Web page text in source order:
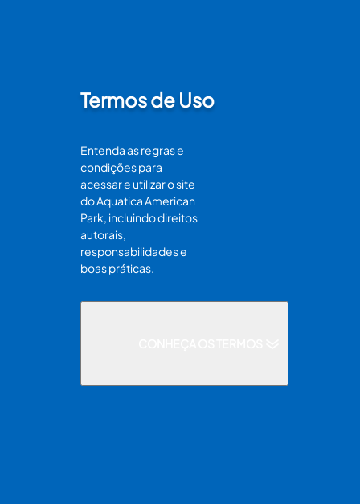
Termos de Uso
Entenda as regras e
condições para
acessar e utilizar o site
do Aquatica American
Park, incluindo direitos
autorais,
responsabilidades e
boas práticas.